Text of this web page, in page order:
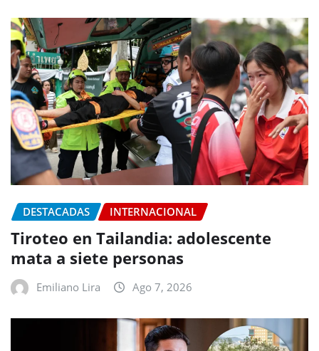
DESTACADAS INTERNACIONAL
Tiroteo en Tailandia: adolescente
mata a siete personas
Emiliano Lira Ago 7, 2026